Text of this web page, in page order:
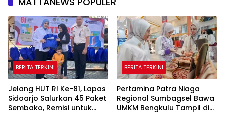
BERITA TERKINI
Jelang HUT RI Ke-81, Lapas
Sidoarjo Salurkan 45 Paket
Sembako, Remisi untuk
BERITA TERKINI
Pertamina Patra Niaga
Regional Sumbagsel Bawa
UMKM Bengkulu Tampil di